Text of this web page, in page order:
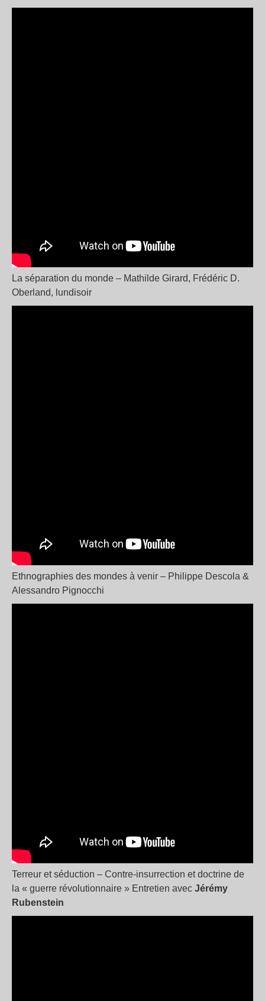
La séparation du monde – Mathilde Girard, Frédéric D.
Oberland, lundisoir
Ethnographies des mondes à venir – Philippe Descola &
Alessandro Pignocchi
Terreur et séduction – Contre-insurrection et doctrine de
la « guerre révolutionnaire » Entretien avec Jérémy
Rubenstein